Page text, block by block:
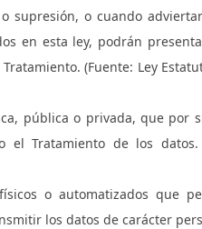
supresión, o cuando
en esta ley, podrán
(Fuente: Ley
pública o privada, que por
Tratamiento de los datos.
o automatizados que
los datos de carácter